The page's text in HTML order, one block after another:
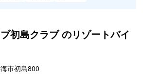
初島クラブ のリゾートバイ
市初島800